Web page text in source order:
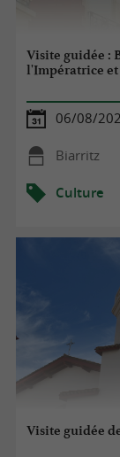
Visite guidée :
l'Impératrice et
06/08/
Biarritz
Culture
Visite guidée